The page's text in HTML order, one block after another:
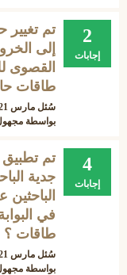
2
إجابات
تم تغيير
إلى
القصوى
طاقات
سُئل مارس 21، 2020
بواسطة
4
إجابات
تم
جدية
في
طاقات ؟
سُئل مارس 21، 2020
بواسطة